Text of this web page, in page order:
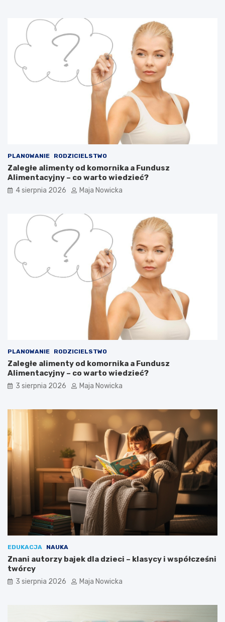
PLANOWANIE RODZICIELSTWO
Zaległe alimenty od komornika a Fundusz
Alimentacyjny – co warto wiedzieć?
4 sierpnia 2026 Maja Nowicka
PLANOWANIE RODZICIELSTWO
Zaległe alimenty od komornika a Fundusz
Alimentacyjny – co warto wiedzieć?
3 sierpnia 2026 Maja Nowicka
EDUKACJA NAUKA
Znani autorzy bajek dla dzieci – klasycy i współcześni
twórcy
3 sierpnia 2026 Maja Nowicka